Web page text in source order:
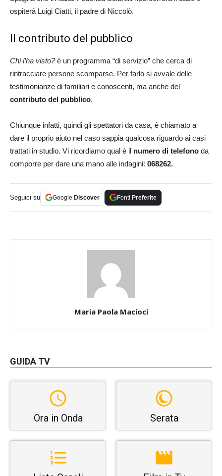
ospiterà Luigi Ciatti, il padre di Niccolò.
Il contributo del pubblico
Chi l’ha visto?è un programma “di servizio” che cerca di
rintracciare persone scomparse. Per farlo si avvale delle
testimonianze di familiari e conoscenti, ma anche del
contributo del pubblico.
Chiunque infatti, quindi gli spettatori da casa, è chiamato a
dare il proprio aiuto nel caso sappia qualcosa riguardo ai casi
trattati in studio. Vi ricordiamo qual è il numero di telefono da
comporre per dare una mano alle indagini: 068262.
Seguici su Google Discover Fonti Preferite
Maria Paola Macioci
GUIDA TV
Ora in Onda Serata